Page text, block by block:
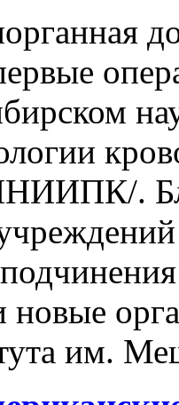
.
новые
им.